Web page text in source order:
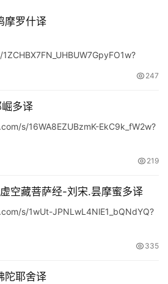
摩罗什译
247
多译
s/16WA8EZUBzmK-EkC9k_fW2w?
219
空藏菩萨经-刘宋.昙摩蜜多译
s/1wUt-JPNLwL4NlE1_bQNdYQ?
335
陀耶舍译